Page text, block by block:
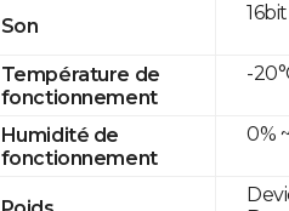
Son
Température de
fonctionnement
Humidité de
fonctionnement
16bit
-
0%